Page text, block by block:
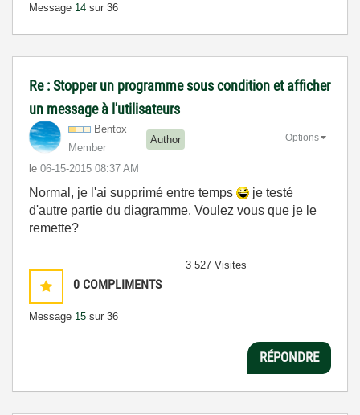
Message 14 sur 36
Re : Stopper un programme sous condition et afficher
un message à l'utilisateurs
Bentox
Member
Author
le ‎06-15-2015 08:37 AM
Options
Normal, je l'ai supprimé entre temps
je testé
d'autre partie du diagramme. Voulez vous que je le
remette?
0 COMPLIMENTS
Message 15 sur 36
3 527 Visites
RÉPONDRE